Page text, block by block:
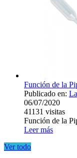
Función de la
Publicado en:
06/07/2020
41131 visitas
Función de la
Leer más
Ver todo